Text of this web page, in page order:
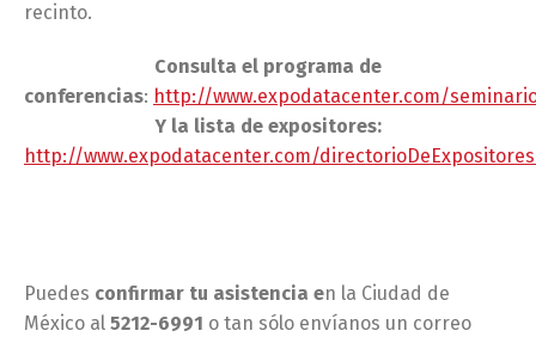
recinto.
Consulta el programa de
conferencias: http://www.expodatacenter.com/
Y la lista de expositores:
http://www.expodatacenter.com/
Puedes confirmar tu asistencia en la Ciudad de
México al 5212-6991 o tan sólo envíanos un correo